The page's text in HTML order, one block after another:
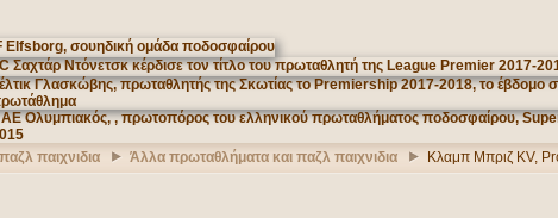
παιχνιδια Άλλα πρωταθλήματα και παζλ παιχνιδια Κλαμπ Μπριζ KV,